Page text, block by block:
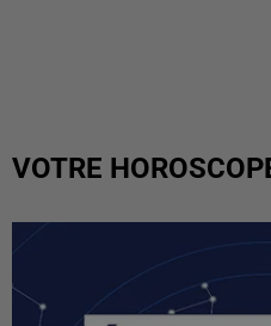
VOTRE